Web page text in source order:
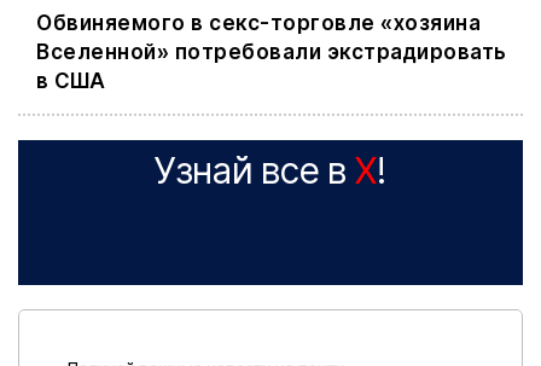
Обвиняемого в секс-торговле «хозяина
Вселенной» потребовали экстрадировать
в США
Узнай все в X!